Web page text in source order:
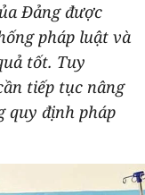
Đảng được
pháp luật và
tốt. Tuy
tiếp tục nâng
quy định pháp